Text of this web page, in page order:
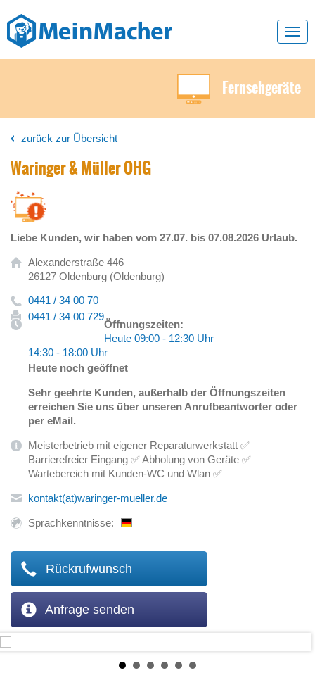
Fernsehgeräte
zurück zur Übersicht
Waringer & Müller OHG
Liebe Kunden, wir haben vom 27.07. bis 07.08.2026 Urlaub.
Alexanderstraße 446
26127 Oldenburg (Oldenburg)
0441 / 34 00 70
0441 / 34 00 729
Öffnungszeiten:
Heute 09:00 - 12:30 Uhr
14:30 - 18:00 Uhr
Heute noch geöffnet
Sehr geehrte Kunden, außerhalb der Öffnungszeiten
erreichen Sie uns über unseren Anrufbeantworter oder
per eMail.
Meisterbetrieb mit eigener Reparaturwerkstatt ✅
Barrierefreier Eingang ✅ Abholung von Geräte ✅
Wartebereich mit Kunden-WC und Wlan ✅
kontakt(at)waringer-mueller.de
Sprachkenntnisse:
Rückrufwunsch
Anfrage senden